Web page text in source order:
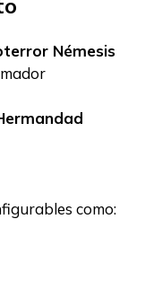
Némesis
como: